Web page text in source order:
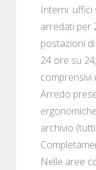
Interni: uffici
arredati per
postazioni
24 ore su
comprensivi
Arredo
archivio
Nelle aree